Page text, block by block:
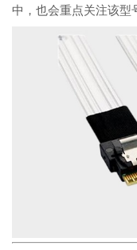
中，也会重点关注该型